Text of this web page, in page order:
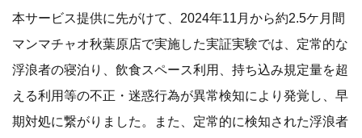
本サービス提供に先がけて、2024年11月から約2.5ケ月間
マンマチャオ秋葉原店で実施した実証実験では、定常的な
浮浪者の寝泊り、飲食スペース利用、持ち込み規定量を超
える利用等の不正・迷惑行為が異常検知により発覚し、早
期対処に繋がりました。また、定常的に検知された浮浪者